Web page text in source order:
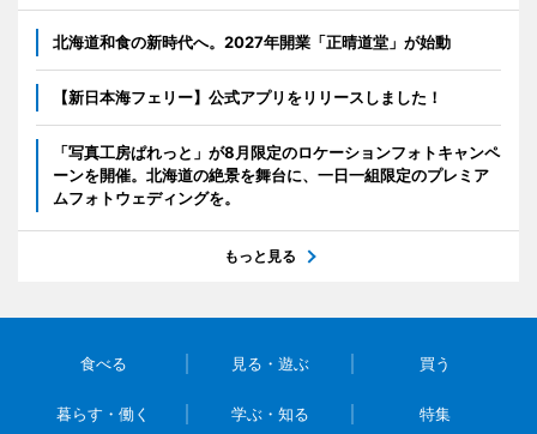
北海道和食の新時代へ。2027年開業「正晴道堂」が始動
【新日本海フェリー】公式アプリをリリースしました！
「写真工房ぱれっと」が8月限定のロケーションフォトキャンペ
ーンを開催。北海道の絶景を舞台に、一日一組限定のプレミア
ムフォトウェディングを。
もっと見る
食べる 見る・遊ぶ 買う
暮らす・働く 学ぶ・知る 特集